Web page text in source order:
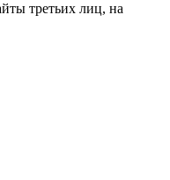
третьих лиц, на